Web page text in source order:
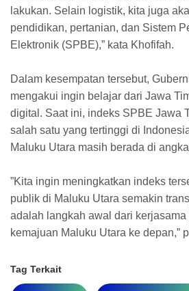
lakukan. Selain logistik, kita juga
pendidikan, pertanian, dan Sistem
Elektronik (SPBE),” kata Khofifah.
​Dalam kesempatan tersebut,
mengakui ingin belajar dari Jawa
digital. Saat ini, indeks SPBE Jawa
salah satu yang tertinggi di
Maluku Utara masih berada di
​”Kita ingin meningkatkan indeks
publik di Maluku Utara semakin
adalah langkah awal dari
kemajuan Maluku Utara ke depan,”
Tag Terkait